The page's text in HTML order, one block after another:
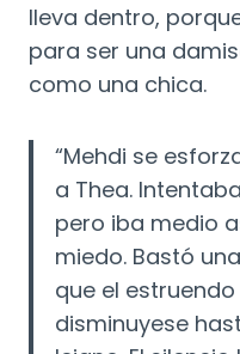
lleva dentro,
para ser una
como una chica.
“Mehdi se
a Thea.
pero iba medio
miedo. Bastó
que el
disminuyese